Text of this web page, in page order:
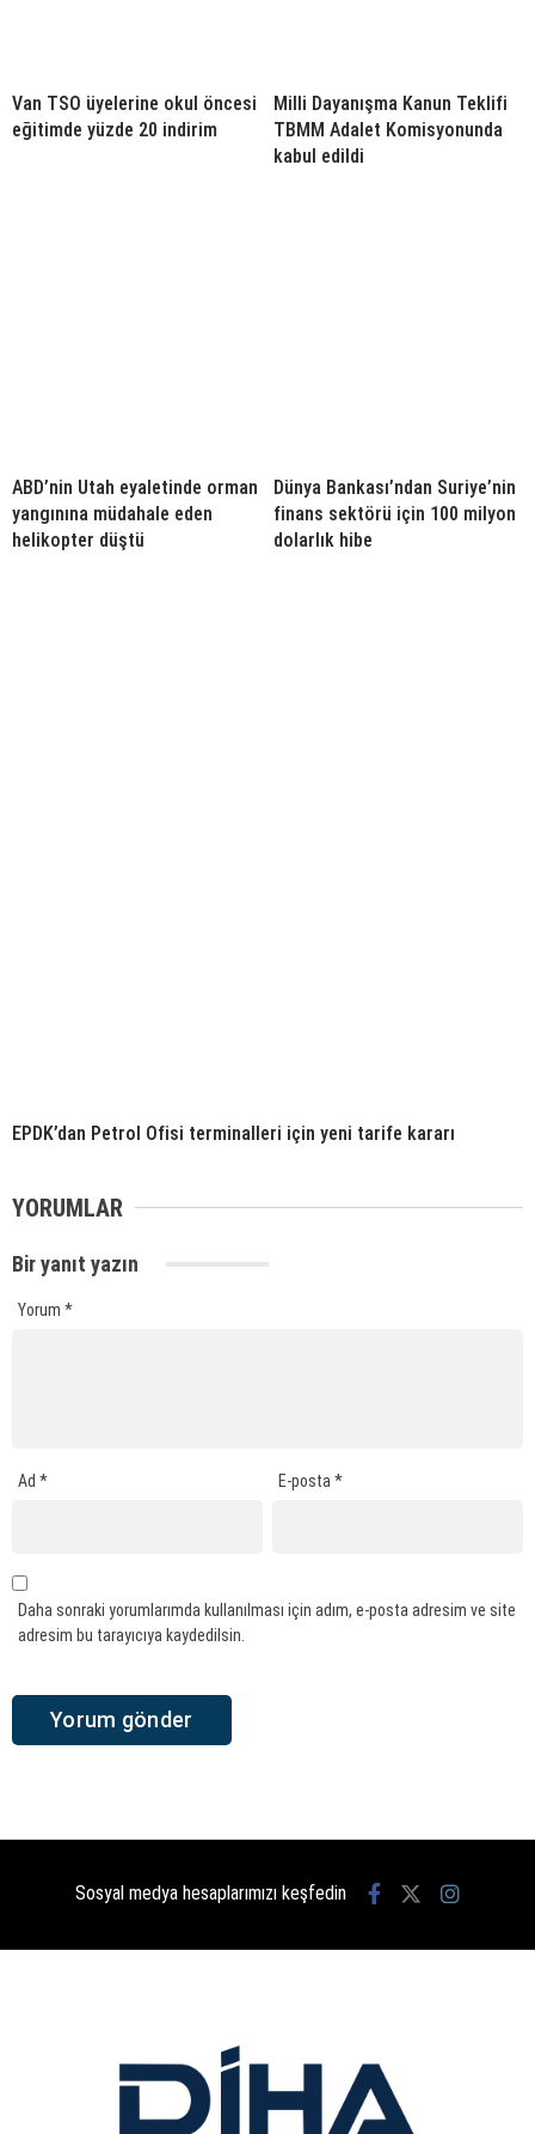
Van TSO üyelerine okul öncesi
eğitimde yüzde 20 indirim
Milli Dayanışma Kanun Teklifi
TBMM Adalet Komisyonunda
kabul edildi
ABD’nin Utah eyaletinde orman
yangınına müdahale eden
helikopter düştü
Dünya Bankası’ndan Suriye’nin
finans sektörü için 100 milyon
dolarlık hibe
EPDK’dan Petrol Ofisi terminalleri için yeni tarife kararı
YORUMLAR
Bir yanıt yazın
Yorum *
Ad * E-posta*
Daha sonraki yorumlarımda kullanılması için adım, e-posta adresim ve site
adresim bu tarayıcıya kaydedilsin.
Sosyal medya hesaplarımızı keşfedin